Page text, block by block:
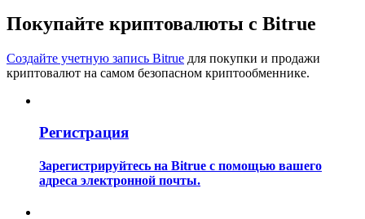
Анализ больших данных, включая торговую информацию
и т. д.
Покупайте криптовалюты с Bitrue
Создайте учетную запись Bitrue для покупки и продажи
криптовалют на самом безопасном криптообменнике.
Регистрация
Зарегистрируйтесь на Bitrue с помощью вашего
адреса электронной почты.